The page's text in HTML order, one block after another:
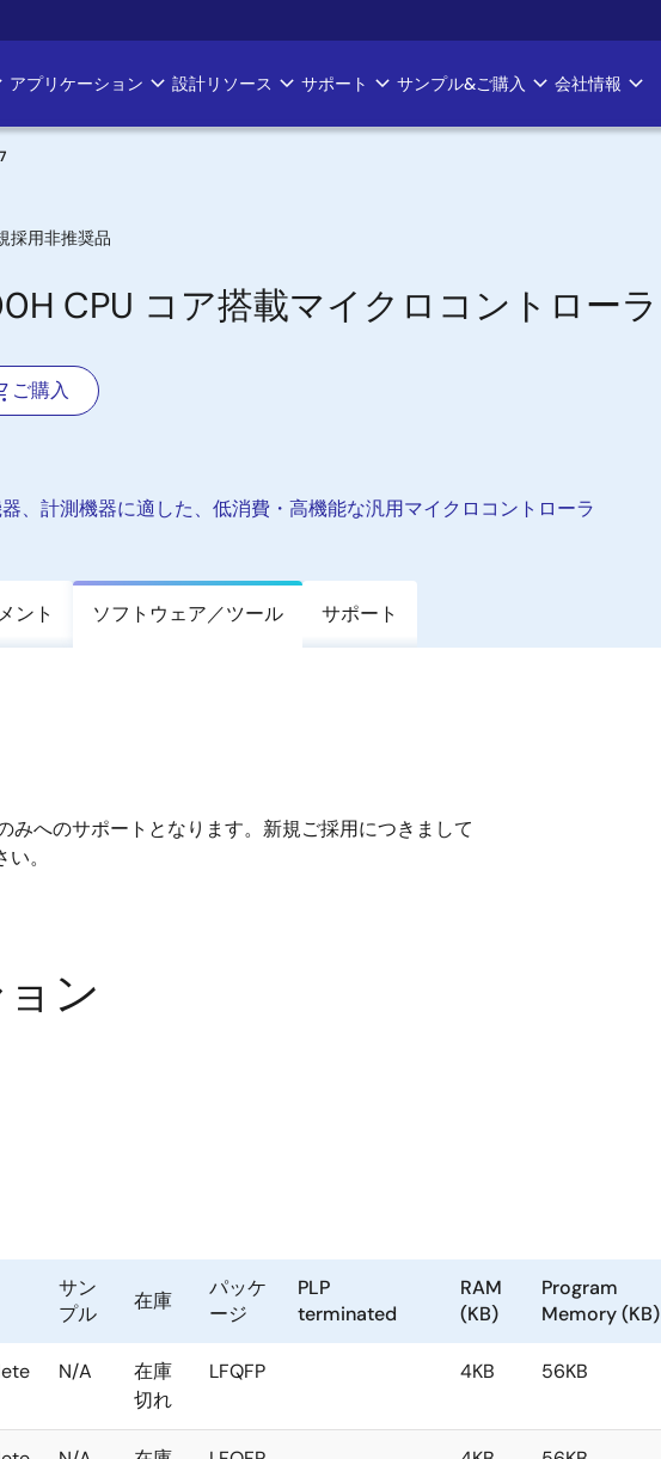
アプリケーション 設計リソース サポート サンプル&ご購入 会社情報
採用非推奨品
CPU コア搭載マイクロコントローラ
ご購入
、計測機器に適した、低消費・高機能な汎用マイクロコントローラ
ント ソフトウェア／ツール サポート
みへのサポートとなります。新規ご採用につきまして
。
ン
サン
プル
在庫
パッケ
ージ
PLP
terminated
RAM
(KB)
Program
Memory (KB)
N/A
在庫
切れ
LFQFP 4KB 56KB